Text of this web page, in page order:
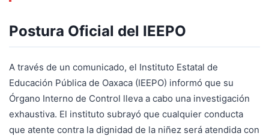
Postura Oficial del IEEPO
A través de un comunicado, el Instituto Estatal de
Educación Pública de Oaxaca (IEEPO) informó que su
Órgano Interno de Control lleva a cabo una investigación
exhaustiva. El instituto subrayó que cualquier conducta
que atente contra la dignidad de la niñez será atendida con